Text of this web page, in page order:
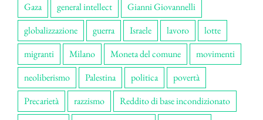
Gaza
general intellect
Gianni Giovannelli
globalizzazione
guerra Israele lavoro
lotte
migranti
Milano Moneta del comune
movimenti
neoliberismo
Palestina politica
povertà
Precarietà
razzismo
Reddito di base incondizionato